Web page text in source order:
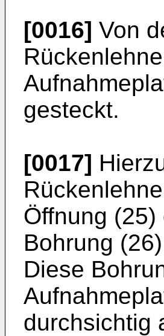
[0016] Von
gesteckt.
[0017]
Öffnung
Bohrung
Diese
durchsichtig